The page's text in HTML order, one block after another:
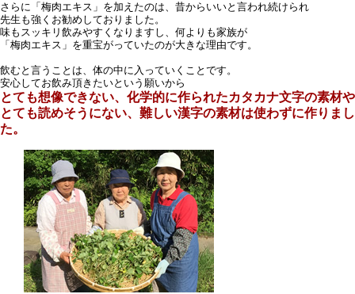
さらに「梅肉エキス」を加えたのは、昔からいいと言われ続けられ
先生も強くお勧めしておりました。
味もスッキリ飲みやすくなりますし、何よりも家族が
「梅肉エキス」を重宝がっていたのが大きな理由です。
飲むと言うことは、体の中に入っていくことです。
安心してお飲み頂きたいという願いから
とても想像できない、化学的に作られたカタカナ文字の素材や
とても読めそうにない、難しい漢字の素材は使わずに作りまし
た。